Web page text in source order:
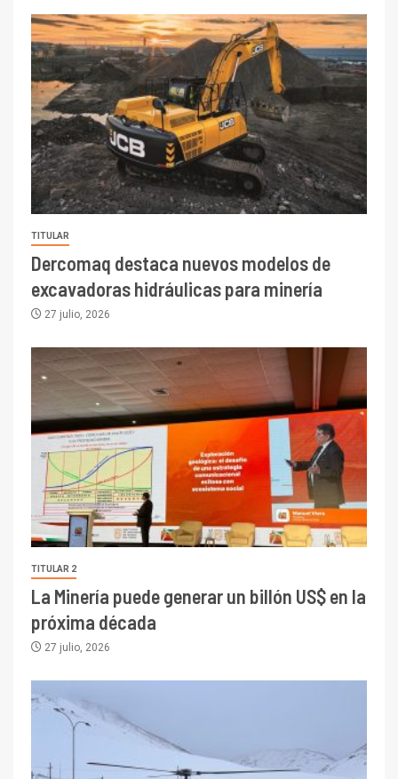
TITULAR
Dercomaq destaca nuevos modelos de
excavadoras hidráulicas para minería
27 julio, 2026
TITULAR 2
La Minería puede generar un billón US$ en la
próxima década
27 julio, 2026